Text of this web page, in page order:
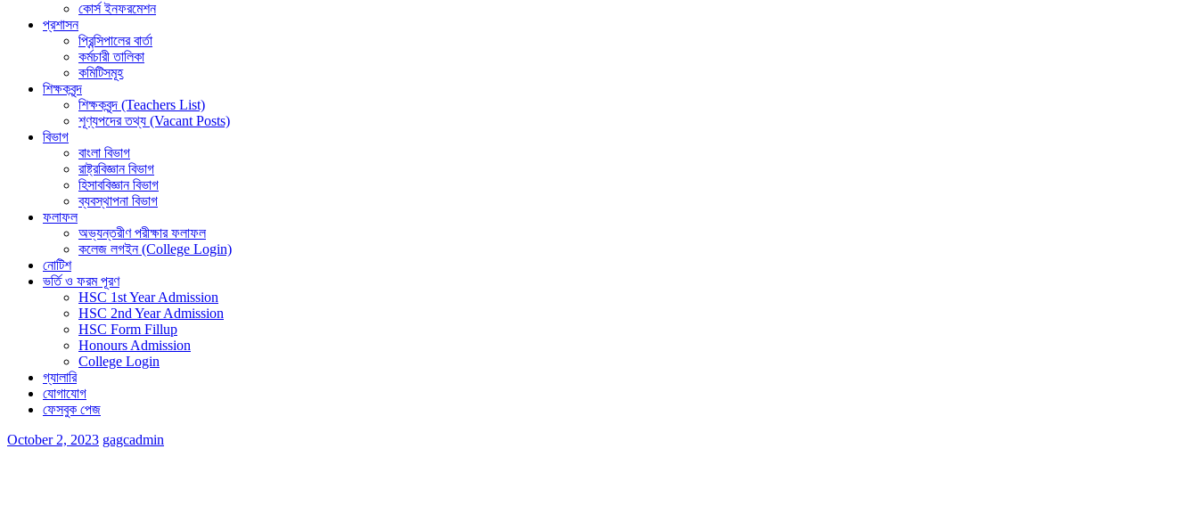
কোর্স ইনফরমেশন
প্রশাসন
প্রিন্সিপালের বার্তা
কর্মচারী তালিকা
কমিটিসমূহ
শিক্ষকবৃন্দ
শিক্ষকবৃন্দ (Teachers List)
শূণ্যপদের তথ্য (Vacant Posts)
বিভাগ
বাংলা বিভাগ
রাষ্ট্রবিজ্ঞান বিভাগ
হিসাববিজ্ঞান বিভাগ
ব্যবস্থাপনা বিভাগ
ফলাফল
অভ্যন্তরীণ পরীক্ষার ফলাফল
কলেজ লগইন (College Login)
নোটিশ
ভর্তি ও ফরম পূরণ
HSC 1st Year Admission
HSC 2nd Year Admission
HSC Form Fillup
Honours Admission
College Login
গ্যালারি
যোগাযোগ
ফেসবুক পেজ
October 2, 2023 gagcadmin